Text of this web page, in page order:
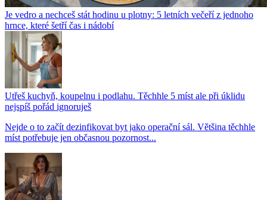
Je vedro a nechceš stát hodinu u plotny: 5 letních večeří z jednoho
hrnce, které šetří čas i nádobí
Utřeš kuchyň, koupelnu i podlahu. Těchhle 5 míst ale při úklidu
nejspíš pořád ignoruješ
Nejde o to začít dezinfikovat byt jako operační sál. Většina těchhle
míst potřebuje jen občasnou pozornost...